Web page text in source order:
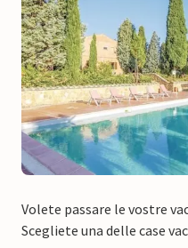
Volete passare le vostre
Scegliete una delle case